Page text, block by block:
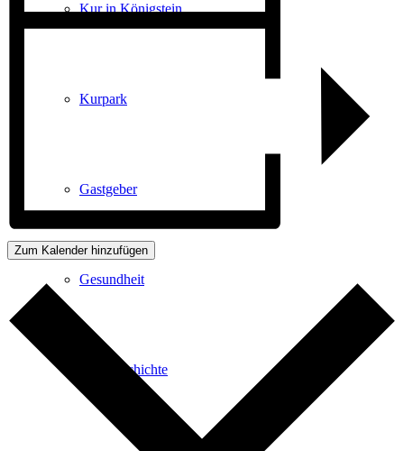
Kur in Königstein
Kurpark
Gastgeber
Gesundheit
Stadtgeschichte
Zum Kalender hinzufügen